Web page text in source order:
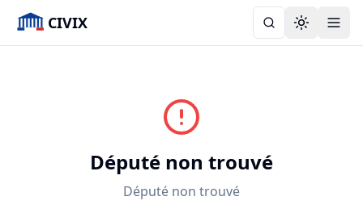
CIVIX Toggle
Député non trouvé
Député non trouvé